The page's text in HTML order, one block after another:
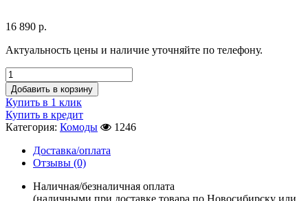
16 890 р.
Актуальность цены и наличие уточняйте по телефону.
Добавить в корзину
Купить в 1 клик
Купить в кредит
Категория: Комоды
1246
Доставка/оплата
Отзывы (0)
Наличная/безналичная оплата